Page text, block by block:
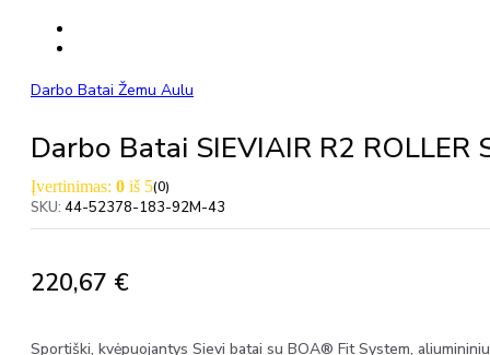
Darbo Batai Žemu Aulu
Darbo Batai SIEVIAIR R2 ROLLER
Įvertinimas: 0 iš 5(0)
SKU: 44-52378-183-92M-43
220,67 €
Sportiški, kvėpuojantys Sievi batai su BOA® Fit System,